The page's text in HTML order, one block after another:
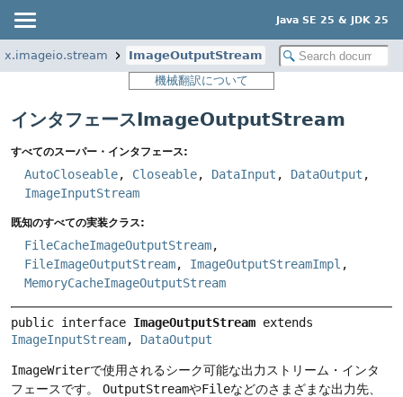
Java SE 25 & JDK 25
ImageOutputStream
機械翻訳について
インタフェースImageOutputStream
すべてのスーパー・インタフェース:
AutoCloseable, Closeable, DataInput , DataOutput ,
ImageInputStream
既知のすべての実装クラス:
FileCacheImageOutputStream,
FileImageOutputStream, ImageOutputStreamImpl ,
MemoryCacheImageOutputStream
public interface ImageOutputStream
ImageInputStream, DataOutput
ImageWriterで使用されるシーク可能な出力ストリーム・インタ
フェースです。
OutputStreamやFileなどのさまざまな出力先、